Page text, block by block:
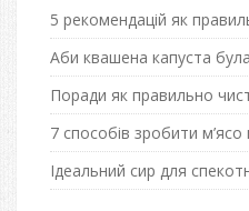
5 рекомендацій як
Аби квашена капуста
Поради як правильно
7 способів зробити м’ясо
Ідеальний сир для